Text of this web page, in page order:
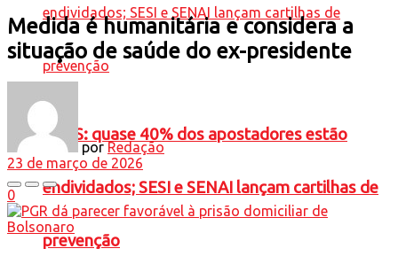
BETS: quase 40% dos apostadores estão
endividados; SESI e SENAI lançam cartilhas de
prevenção
Medida é humanitária e considera a
situação de saúde do ex-presidente
por Redação
23 de março de 2026
0